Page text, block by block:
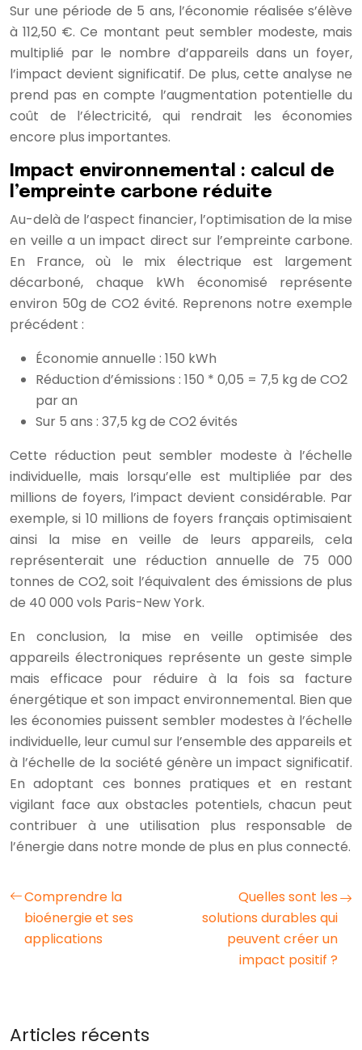
Sur une période de 5 ans, l’économie réalisée s’élève
à 112,50 €. Ce montant peut sembler modeste, mais
multiplié par le nombre d’appareils dans un foyer,
l’impact devient significatif. De plus, cette analyse ne
prend pas en compte l’augmentation potentielle du
coût de l’électricité, qui rendrait les économies
encore plus importantes.
Impact environnemental : calcul de
l’empreinte carbone réduite
Au-delà de l’aspect financier, l’optimisation de la mise
en veille a un impact direct sur l’empreinte carbone.
En France, où le mix électrique est largement
décarboné, chaque kWh économisé représente
environ 50g de CO2 évité. Reprenons notre exemple
précédent :
Économie annuelle : 150 kWh
Réduction d’émissions : 150 * 0,05 = 7,5 kg de CO2
par an
Sur 5 ans : 37,5 kg de CO2 évités
Cette réduction peut sembler modeste à l’échelle
individuelle, mais lorsqu’elle est multipliée par des
millions de foyers, l’impact devient considérable. Par
exemple, si 10 millions de foyers français optimisaient
ainsi la mise en veille de leurs appareils, cela
représenterait une réduction annuelle de 75 000
tonnes de CO2, soit l’équivalent des émissions de plus
de 40 000 vols Paris-New York.
En conclusion, la mise en veille optimisée des
appareils électroniques représente un geste simple
mais efficace pour réduire à la fois sa facture
énergétique et son impact environnemental. Bien que
les économies puissent sembler modestes à l’échelle
individuelle, leur cumul sur l’ensemble des appareils et
à l’échelle de la société génère un impact significatif.
En adoptant ces bonnes pratiques et en restant
vigilant face aux obstacles potentiels, chacun peut
contribuer à une utilisation plus responsable de
l’énergie dans notre monde de plus en plus connecté.
Comprendre la
bioénergie et ses
applications
Quelles sont les
solutions durables qui
peuvent créer un
impact positif ?
Articles récents